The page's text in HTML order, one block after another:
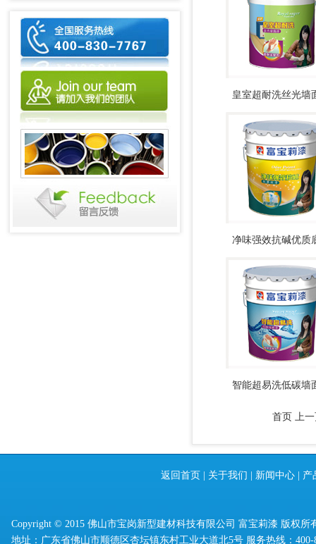
皇室超耐洗丝光墙
净味强效抗碱优质
智能超易洗低碳墙
首页 上
返回首页 关于我们 新闻中心| 产
Copyright © 2015 佛山市宝岗新型建材科技有限公司 富宝莉漆 版权所
地址：广东省佛山市顺德区杏坛镇东村工业大道北5号 服务热线：400-